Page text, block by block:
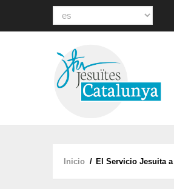
Select
Sobrescribir
Inicio / El Servicio Jesuita